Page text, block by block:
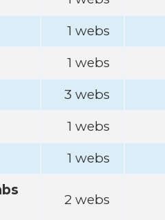
1 webs
1 webs
3 webs
1 webs
1 webs
2 webs